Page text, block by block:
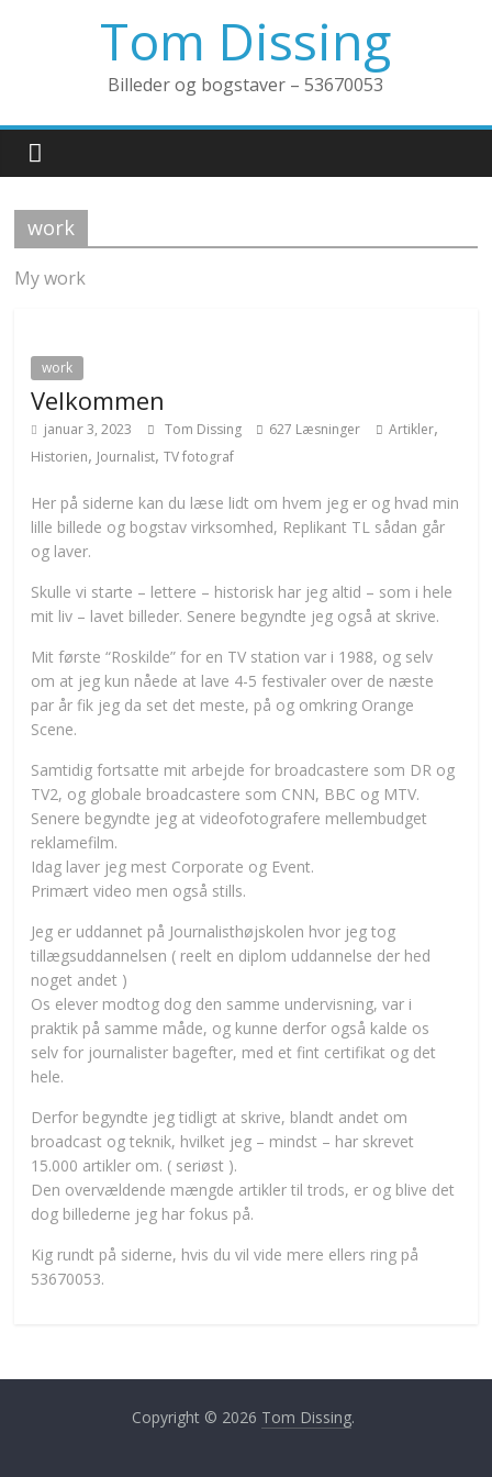
Tom Dissing
Billeder og bogstaver – 53670053
work
My work
work
Velkommen
januar 3, 2023 Tom Dissing 627 Læsninger Artikler,
Historien, Journalist,TV fotograf
Her på siderne kan du læse lidt om hvem jeg er og hvad min
lille billede og bogstav virksomhed, Replikant TL sådan går
og laver.
Skulle vi starte – lettere – historisk har jeg altid – som i hele
mit liv – lavet billeder. Senere begyndte jeg også at skrive.
Mit første “Roskilde” for en TV station var i 1988, og selv
om at jeg kun nåede at lave 4-5 festivaler over de næste
par år fik jeg da set det meste, på og omkring Orange
Scene.
Samtidig fortsatte mit arbejde for broadcastere som DR og
TV2, og globale broadcastere som CNN, BBC og MTV.
Senere begyndte jeg at videofotografere mellembudget
reklamefilm.
Idag laver jeg mest Corporate og Event.
Primært video men også stills.
Jeg er uddannet på Journalisthøjskolen hvor jeg tog
tillægsuddannelsen ( reelt en diplom uddannelse der hed
noget andet )
Os elever modtog dog den samme undervisning, var i
praktik på samme måde, og kunne derfor også kalde os
selv for journalister bagefter, med et fint certifikat og det
hele.
Derfor begyndte jeg tidligt at skrive, blandt andet om
broadcast og teknik, hvilket jeg – mindst – har skrevet
15.000 artikler om. ( seriøst ).
Den overvældende mængde artikler til trods, er og blive det
dog billederne jeg har fokus på.
Kig rundt på siderne, hvis du vil vide mere ellers ring på
53670053.
Copyright © 2026 Tom Dissing.